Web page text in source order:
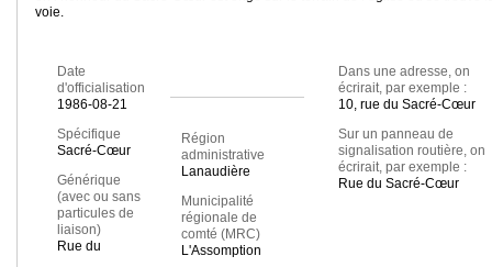
voie.
Date
d'officialisation
1986-08-21
Spécifique
Sacré-Cœur
Générique
(avec ou sans
particules de
liaison)
Rue du
Région
administrative
Lanaudière
Municipalité
régionale de
comté (MRC)
L'Assomption
Dans une adresse, on
écrirait, par exemple :
10, rue du Sacré-Cœur
Sur un panneau de
signalisation routière, on
écrirait, par exemple :
Rue du Sacré-Cœur